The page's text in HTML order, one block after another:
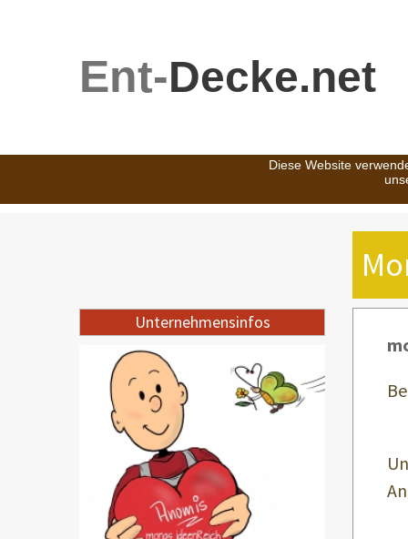
Ent-Decke.net
Diese Website
Unternehmensinfos